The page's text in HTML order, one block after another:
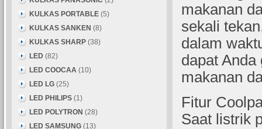
makanan
sekali
dalam
dapat
makanan
Fitur
Saat listrik
KULKAS PORTABLE (5)
KULKAS SANKEN (8)
KULKAS SHARP (38)
LED (82)
LED COOCAA (10)
LED LG (25)
LED PHILIPS (1)
LED POLYTRON (28)
LED SAMSUNG (13)